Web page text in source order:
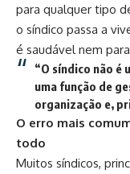
para qualquer tipo
o síndico passa a
é saudável nem
“O síndico não é
uma função de
organização e,
O erro mais
todo
Muitos síndicos,